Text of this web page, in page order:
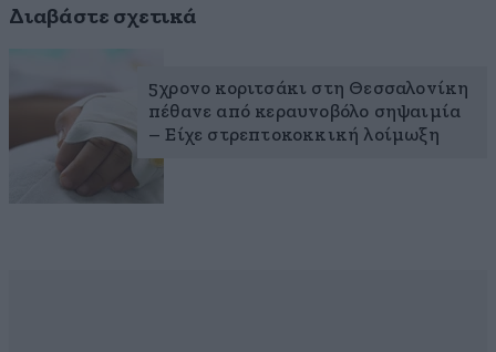
Διαβάστε σχετικά
5χρονο κοριτσάκι στη Θεσσαλονίκη
πέθανε από κεραυνοβόλο σηψαιμία
– Είχε στρεπτοκοκκική λοίμωξη